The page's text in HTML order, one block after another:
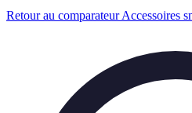
Retour au comparateur Accessoires